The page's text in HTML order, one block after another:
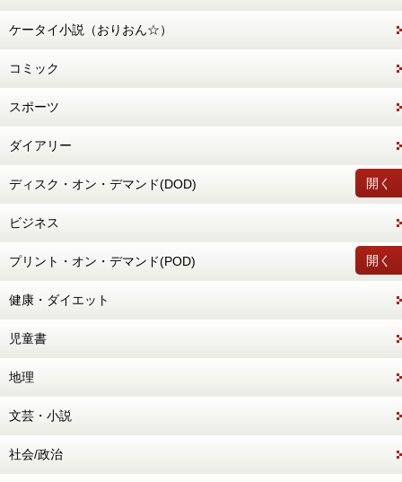
ケータイ小説（おりおん☆）
コミック
スポーツ
ダイアリー
開く
ディスク・オン・デマンド(DOD)
ビジネス
開く
プリント・オン・デマンド(POD)
健康・ダイエット
児童書
地理
文芸・小説
社会/政治